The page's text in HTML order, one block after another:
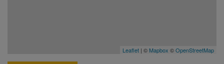
Leaflet | © Mapbox ©OpenStreetMap